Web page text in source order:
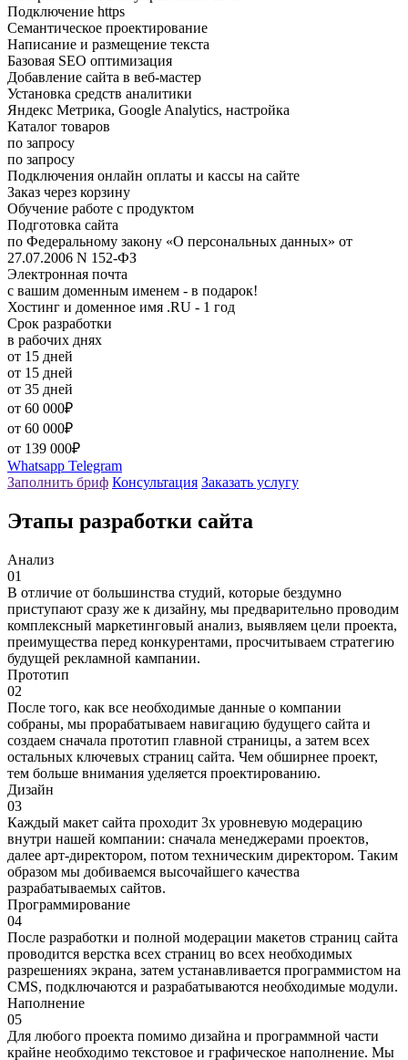
Подключение https
Семантическое проектирование
Написание и размещение текста
Базовая SEO оптимизация
Добавление сайта в веб-мастер
Установка средств аналитики
Яндекс Метрика, Google Analytics, настройка
Каталог товаров
по запросу
по запросу
Подключения онлайн оплаты и кассы на сайте
Заказ через корзину
Обучение работе с продуктом
Подготовка сайта
по Федеральному закону «О персональных данных» от
27.07.2006 N 152-ФЗ
Электронная почта
с вашим доменным именем - в подарок!
Хостинг и доменное имя .RU - 1 год
Срок разработки
в рабочих днях
от 15 дней
от 15 дней
от 35 дней
от 60 000₽
от 60 000₽
от 139 000₽
Whatsapp Telegram
Заполнить бриф Консультация Заказать услугу
Этапы разработки сайта
Анализ
01
В отличие от большинства студий, которые бездумно
приступают сразу же к дизайну, мы предварительно проводим
комплексный маркетинговый анализ, выявляем цели проекта,
преимущества перед конкурентами, просчитываем стратегию
будущей рекламной кампании.
Прототип
02
После того, как все необходимые данные о компании
собраны, мы прорабатываем навигацию будущего сайта и
создаем сначала прототип главной страницы, а затем всех
остальных ключевых страниц сайта. Чем обширнее проект,
тем больше внимания уделяется проектированию.
Дизайн
03
Каждый макет сайта проходит 3х уровневую модерацию
внутри нашей компании: сначала менеджерами проектов,
далее арт-директором, потом техническим директором. Таким
образом мы добиваемся высочайшего качества
разрабатываемых сайтов.
Программирование
04
После разработки и полной модерации макетов страниц сайта
проводится верстка всех страниц во всех необходимых
разрешениях экрана, затем устанавливается программистом на
CMS, подключаются и разрабатываются необходимые модули.
Наполнение
05
Для любого проекта помимо дизайна и программной части
крайне необходимо текстовое и графическое наполнение. Мы